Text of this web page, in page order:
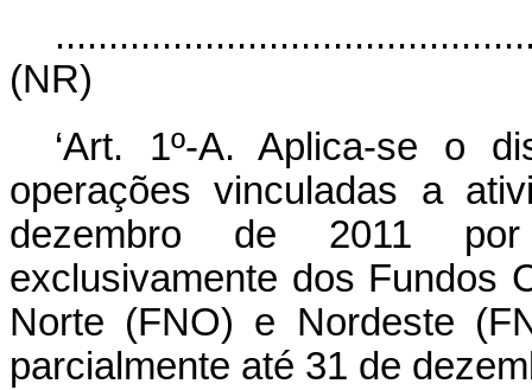
(NR)
‘Art. 1º-A. Aplica-se o
operações vinculadas a
dezembro de 2011 por
exclusivamente dos Fundos
Norte (FNO) e Nordeste
parcialmente até 31 de